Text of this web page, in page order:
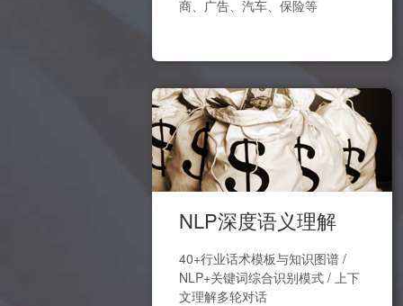
商、广告、汽车、保险等
NLP深度语义理解
40+行业话术模板与知识图谱 /
NLP+关键词综合识别模式 / 上下
文理解多轮对话